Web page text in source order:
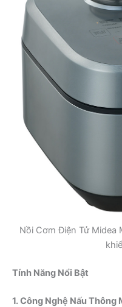
Nồi Cơm Điện Tử Midea
Tính Năng Nổi Bật
1. Công Nghệ Nấu Thông